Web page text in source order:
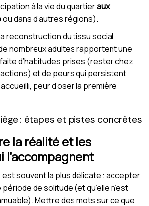
à la vie du quartieraux
ou dans d’autres régions).
reconstruction du tissu social
nombreux adultes rapportent une
d’habitudes prises (rester chez
et de peurs qui persistent
peur d’oser la première
: étapes et pistes concrètes
la réalité et les
l’accompagnent
souvent la plus délicate : accepter
de solitude (et qu’elle n’est
Mettre des mots sur ce que